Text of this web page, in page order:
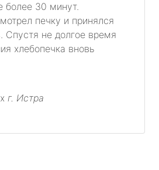
более 30 минут.
печку и принялся
Спустя не долгое время
хлебопечка вновь
г. Истра